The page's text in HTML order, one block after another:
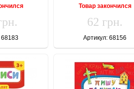
68183
Товар закончился
62 грн.
Артикул: 68156